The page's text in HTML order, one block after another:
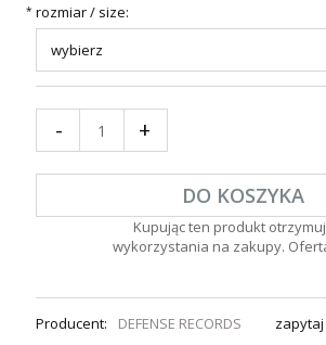
* rozmiar / size:
- +
DO KOSZYKA
Kupując ten produkt
wykorzystania na zakupy.
Producent: DEFENSE RECORDS